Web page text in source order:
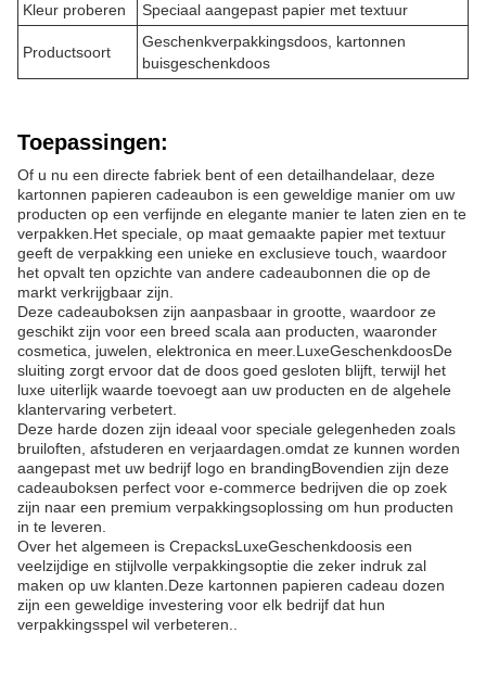
Kleur proberen
Speciaal aangepast papier met textuur
Productsoort
Geschenkverpakkingsdoos, kartonnen
buisgeschenkdoos
Toepassingen:
Of u nu een directe fabriek bent of een detailhandelaar, deze
kartonnen papieren cadeaubon is een geweldige manier om uw
producten op een verfijnde en elegante manier te laten zien en te
verpakken.Het speciale, op maat gemaakte papier met textuur
geeft de verpakking een unieke en exclusieve touch, waardoor
het opvalt ten opzichte van andere cadeaubonnen die op de
markt verkrijgbaar zijn.
Deze cadeauboksen zijn aanpasbaar in grootte, waardoor ze
geschikt zijn voor een breed scala aan producten, waaronder
cosmetica, juwelen, elektronica en meer. LuxeGeschenkdoosDe
sluiting zorgt ervoor dat de doos goed gesloten blijft, terwijl het
luxe uiterlijk waarde toevoegt aan uw producten en de algehele
klantervaring verbetert.
Deze harde dozen zijn ideaal voor speciale gelegenheden zoals
bruiloften, afstuderen en verjaardagen.omdat ze kunnen worden
aangepast met uw bedrijf logo en brandingBovendien zijn deze
cadeauboksen perfect voor e-commerce bedrijven die op zoek
zijn naar een premium verpakkingsoplossing om hun producten
in te leveren.
Over het algemeen is CrepacksLuxeGeschenkdoosis een
veelzijdige en stijlvolle verpakkingsoptie die zeker indruk zal
maken op uw klanten.Deze kartonnen papieren cadeau dozen
zijn een geweldige investering voor elk bedrijf dat hun
verpakkingsspel wil verbeteren..